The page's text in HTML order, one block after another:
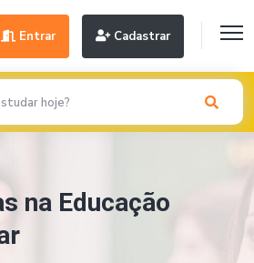
Entrar Cadastrar
na Educação